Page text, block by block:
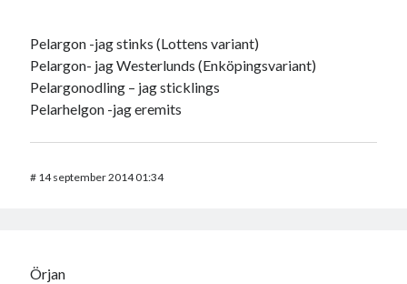
Pelargon -jag stinks (Lottens variant)
Pelargon- jag Westerlunds (Enköpingsvariant)
Pelargonodling – jag sticklings
Pelarhelgon -jag eremits
# 14 september 2014 01:34
Örjan